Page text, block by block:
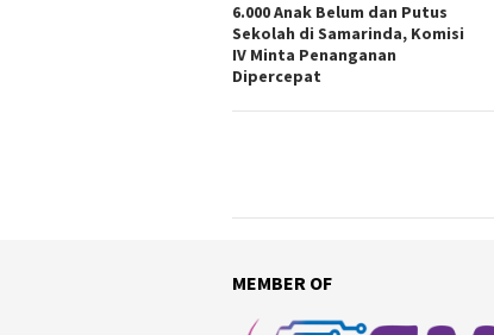
6.000 Anak Belum dan Putus
Sekolah di Samarinda, Komisi
IV Minta Penanganan
Dipercepat
MEMBER OF